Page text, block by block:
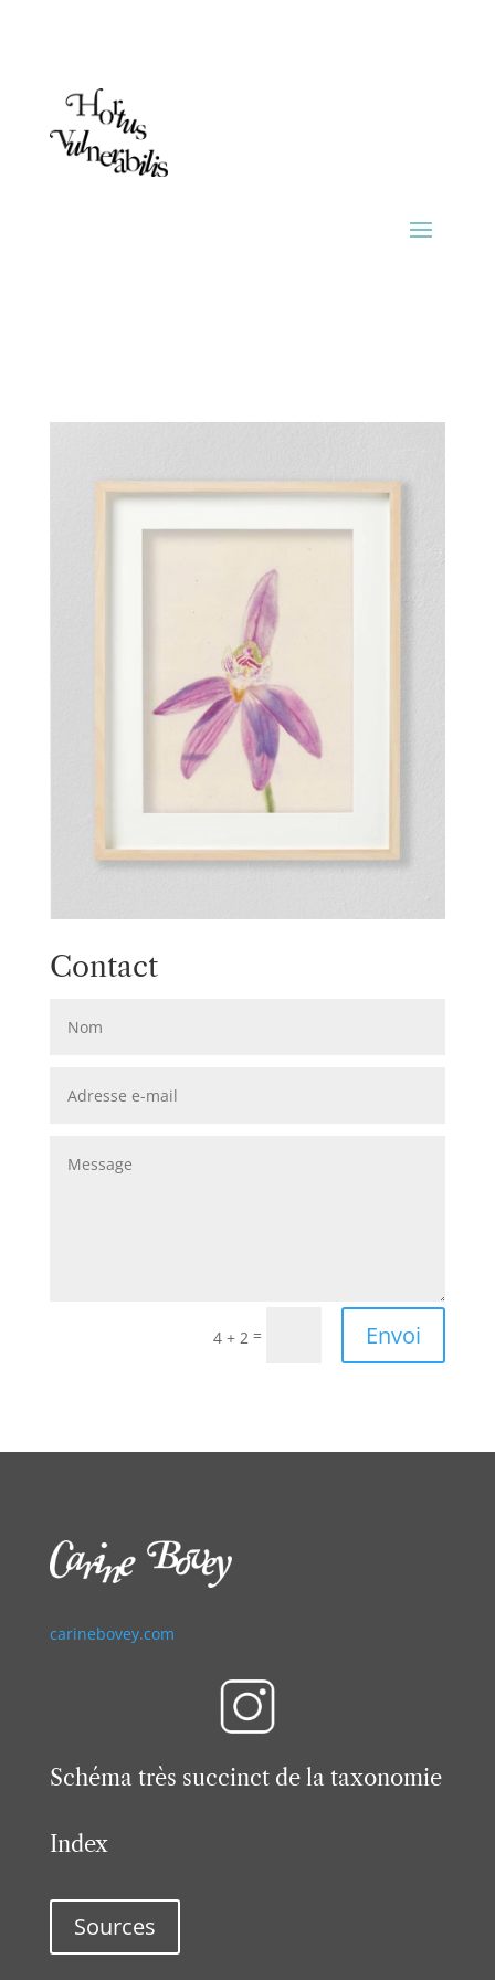
Contact
4 + 2 = Envoi
carinebovey.com
Schéma très succinct de la taxonomie
Index
Sources